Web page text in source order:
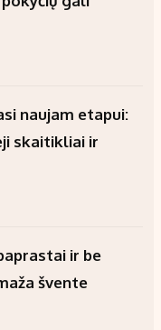
naujam etapui:
skaitikliai ir
ir be
švente